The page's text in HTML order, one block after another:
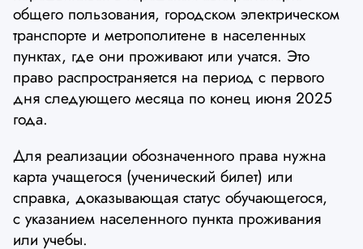
общего пользования, городском электрическом
транспорте и метрополитене в населенных
пунктах, где они проживают или учатся. Это
право распространяется на период с первого
дня следующего месяца по конец июня 2025
года.
Для реализации обозначенного права нужна
карта учащегося (ученический билет) или
справка, доказывающая статус обучающегося,
с указанием населенного пункта проживания
или учебы.